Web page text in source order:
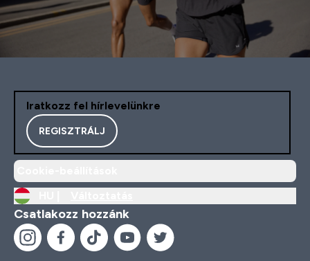
Iratkozz fel hírlevelünkre
REGISZTRÁLJ
Csatlakozz hozzánk